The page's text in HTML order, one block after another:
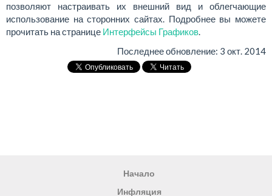
позволяют настраивать их внешний вид и облегчающие
использование на сторонних сайтах. Подробнее вы можете
прочитать на странице Интерфейсы Графиков.
Последнее обновление: 3 окт. 2014
Начало
Инфляция